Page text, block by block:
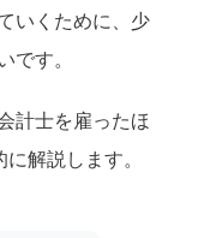
いくために、少
です。
計士を雇ったほ
解説します。